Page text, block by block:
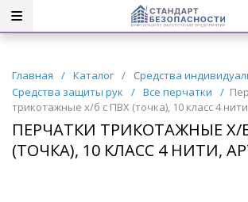
Главная / Каталог / Средства
Средства защиты рук
/ Все перчатки /
трикотажные х/б с ПВХ (точка), 10 класс 4
ПЕРЧАТКИ ТРИКОТАЖНЫЕ Х/
(ТОЧКА), 10 КЛАСС 4 НИТИ,